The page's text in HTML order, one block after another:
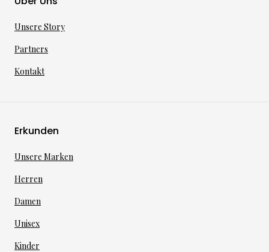
Unsere Story
Partners
Kontakt
Erkunden
Unsere Marken
Herren
Damen
Unisex
Kinder